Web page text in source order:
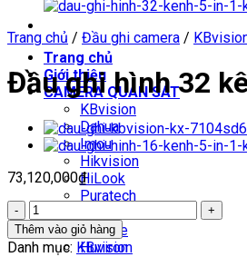
Trang chủ
Giới thiệu
CAMERA QUAN SÁT
KBvision
Dahua
Imou
Hikvision
HiLook
Puratech
Yoosee
Huviron
Trang chủ / Đầu ghi camera /
Đầu ghi hình 32
73,120,000₫
Đầu
ghi
hình
Thêm vào giỏ hàng
Danh mục: KBvision